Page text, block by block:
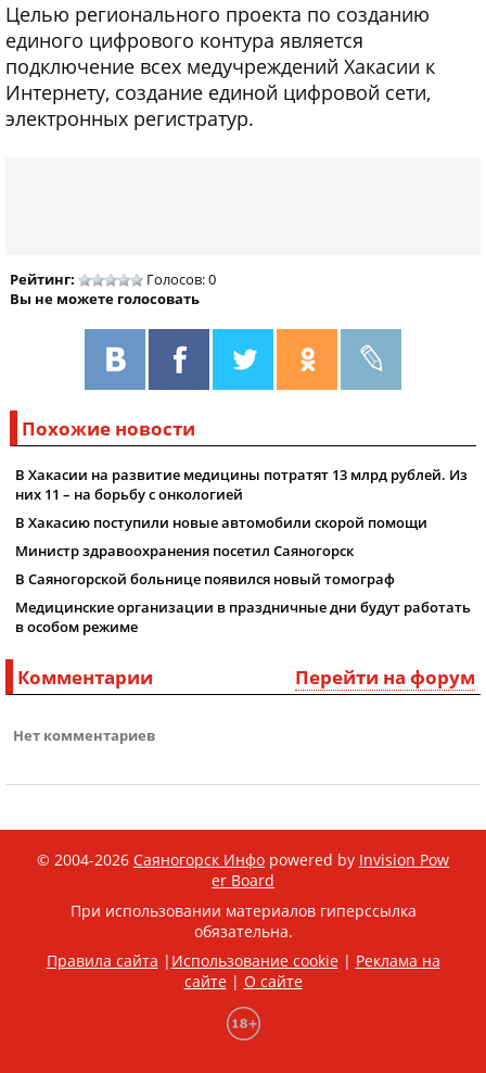
Целью регионального проекта по созданию
единого цифрового контура является
подключение всех медучреждений Хакасии к
Интернету, создание единой цифровой сети,
электронных регистратур.
Рейтинг:
Голосов: 0
Вы не можете голосовать
Похожие новости
В Хакасии на развитие медицины потратят 13 млрд рублей. Из
них 11 – на борьбу с онкологией
В Хакасию поступили новые автомобили скорой помощи
Министр здравоохранения посетил Саяногорск
В Саяногорской больнице появился новый томограф
Медицинские организации в праздничные дни будут работать
в особом режиме
Перейти на форум
Комментарии
Нет комментариев
© 2004-2026 Саяногорск Инфо powered by Invision Pow
er Board
При использовании материалов гиперссылка
обязательна.
Правила сайта | Использование cookie| Реклама на
сайте| О сайте